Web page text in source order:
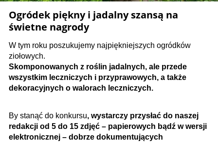
Ogródek piękny i jadalny szansą na
świetne nagrody
W tym roku poszukujemy najpiękniejszych ogródków
ziołowych.
Skomponowanych z roślin jadalnych, ale przede
wszystkim leczniczych i przyprawowych, a także
dekoracyjnych o walorach leczniczych.
By stanąć do konkursu, wystarczy przysłać do naszej
redakcji od 5 do 15 zdjęć – papierowych bądź w wersji
elektronicznej – dobrze dokumentujących